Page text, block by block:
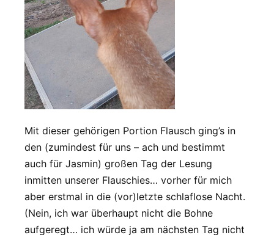
Mit dieser gehörigen Portion Flausch ging’s in
den (zumindest für uns – ach und bestimmt
auch für Jasmin) großen Tag der Lesung
inmitten unserer Flauschies… vorher für mich
aber erstmal in die (vor)letzte schlaflose Nacht.
(Nein, ich war überhaupt nicht die Bohne
aufgeregt… ich würde ja am nächsten Tag nicht